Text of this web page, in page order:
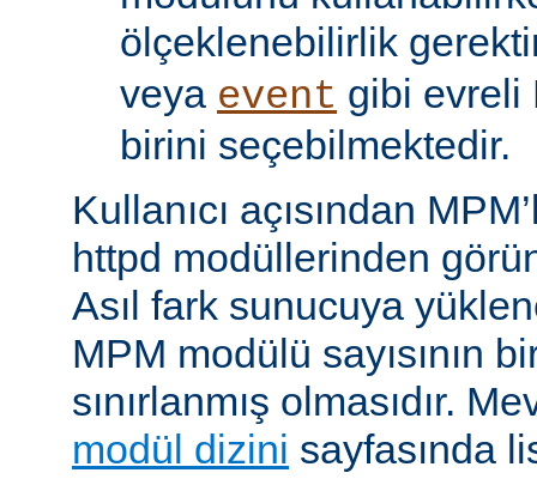
ölçeklenebilirlik
veya event gibi evreli
birini seçebilmektedir.
Kullanıcı açısından
httpd modüllerinden
Asıl fark sunucuya
MPM modülü sayısının
sınırlanmış olmasıdır.
modül dizini sayfasında